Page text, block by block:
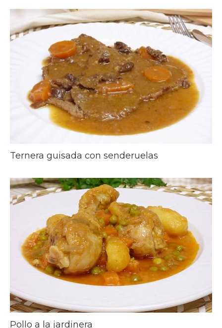
Ternera guisada con senderuelas
Pollo a la jardinera